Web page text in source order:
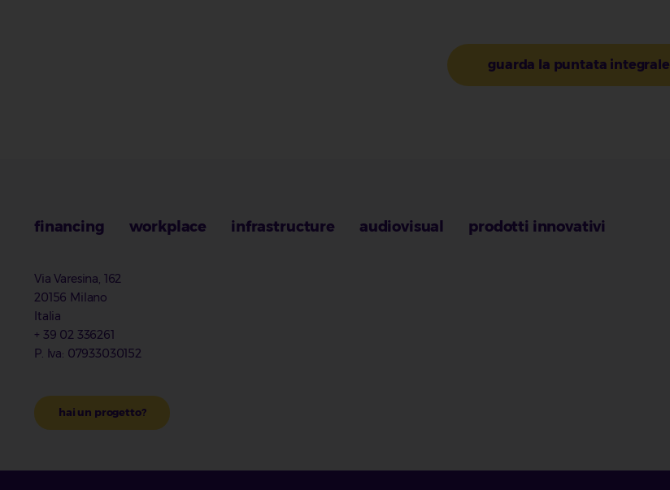
guarda la puntata integrale
financing workplace infrastructure audiovisual prodotti innovativi
Via Varesina, 162
20156 Milano
Italia
+ 39 02 336261
P. Iva: 07933030152
hai un progetto?